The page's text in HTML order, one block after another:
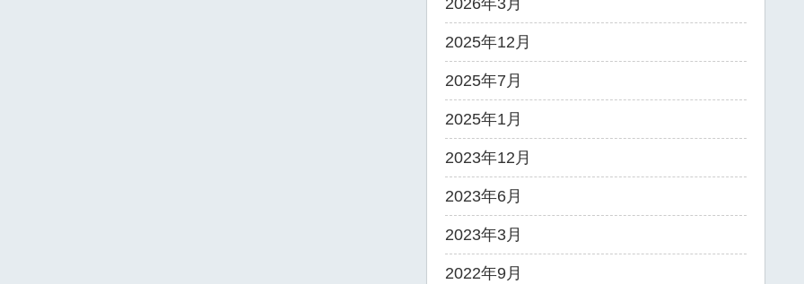
2025年12月
2025年7月
2025年1月
2023年12月
2023年6月
2023年3月
2022年9月